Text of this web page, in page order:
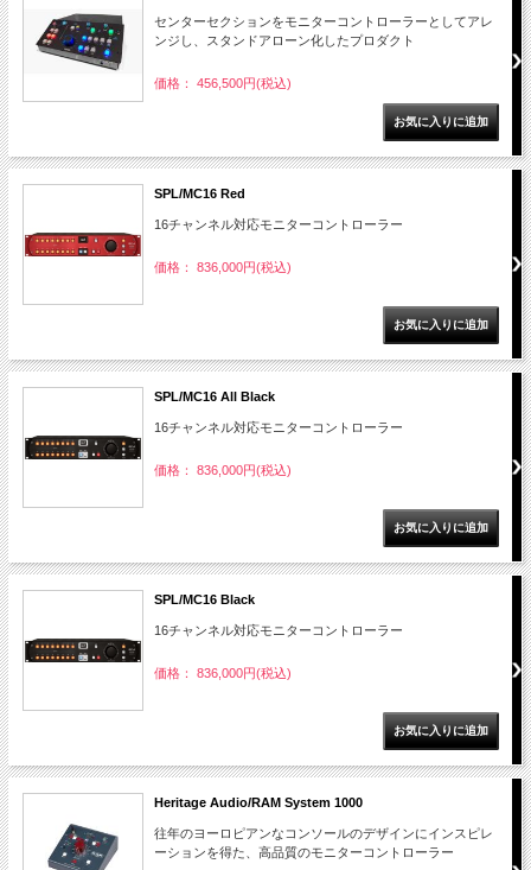
センターセクションをモニターコントローラーとしてアレ
ンジし、スタンドアローン化したプロダクト
価格： 456,500円(税込)
SPL/MC16 Red
16チャンネル対応モニターコントローラー
価格： 836,000円(税込)
SPL/MC16 All Black
16チャンネル対応モニターコントローラー
価格： 836,000円(税込)
SPL/MC16 Black
16チャンネル対応モニターコントローラー
価格： 836,000円(税込)
Heritage Audio/RAM System 1000
往年のヨーロピアンなコンソールのデザインにインスピレ
ーションを得た、高品質のモニターコントローラー